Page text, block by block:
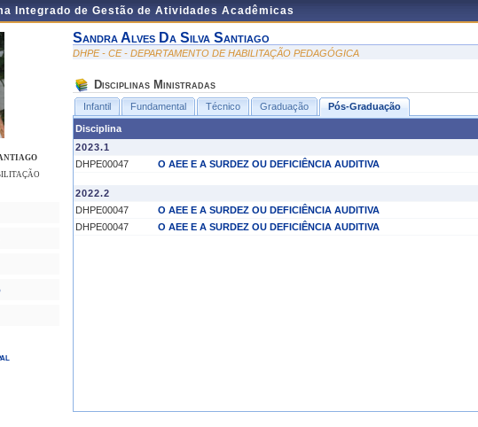
Integrado de Gestão de Atividades Acadêmicas
Sandra Alves Da Silva Santiago
DHPE - CE - DEPARTAMENTO DE HABILITAÇÃO PEDAGÓGICA
Disciplinas Ministradas
Infantil Fundamental Técnico Graduação Pós-Graduação
Disciplina
2023.1
DHPE00047
O AEE E A SURDEZ OU DEFICIÊNCIA AUDITIVA
2022.2
DHPE00047
O AEE E A SURDEZ OU DEFICIÊNCIA AUDITIVA
DHPE00047
O AEE E A SURDEZ OU DEFICIÊNCIA AUDITIVA